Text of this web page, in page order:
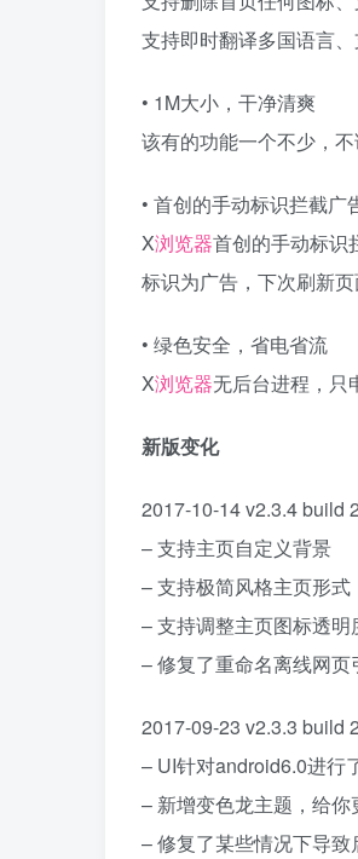
支持即时翻译多国语言
• 1M大小，干净清爽
该有的功能一个不少，不
• 首创的手动标识拦截广
X浏览器首创的手动标识
标识为广告，下次刷新页
• 绿色安全，省电省流
X浏览器无后台进程，只
新版变化
2017-10-14 v2.3.4 build
– 支持主页自定义背景
– 支持极简风格主页形式
– 支持调整主页图标透明
– 修复了重命名离线网页
2017-09-23 v2.3.3 build
– UI针对android6.0进行
– 新增变色龙主题，给
– 修复了某些情况下导致